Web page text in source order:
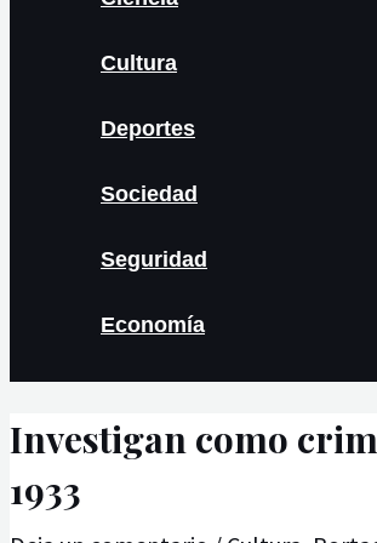
Cultura
Deportes
Sociedad
Seguridad
Economía
Investigan como
1933